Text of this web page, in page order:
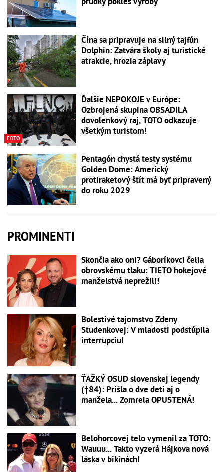
Čína sa pripravuje na silný tajfún
Dolphin: Zatvára školy aj turistické
atrakcie, hrozia záplavy
FOTO
Ďalšie NEPOKOJE v Európe:
Ozbrojená skupina OBSADILA
dovolenkový raj, TOTO odkazuje
všetkým turistom!
Pentagón chystá testy systému
Golden Dome: Americký
protiraketový štít má byť pripravený
do roku 2029
PROMINENTI
Skončia ako oni? Gáboríkovci čelia
obrovskému tlaku: TIETO hokejové
manželstvá neprežili!
Bolestivé tajomstvo Zdeny
Studenkovej: V mladosti podstúpila
interrupciu!
ŤAŽKÝ OSUD slovenskej legendy
(†84): Prišla o dve deti aj o
manžela... Zomrela OPUSTENÁ!
Belohorcovej telo vymenil za TOTO:
Wauuu... Takto vyzerá Hájkova nová
láska v bikinách!